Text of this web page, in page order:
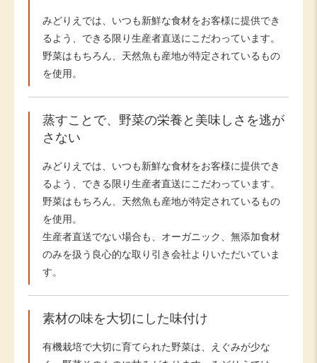
みどりえでは、いつも新鮮な食材をお客様に提供でき
るよう、できる限り生産者直送にこだわっています。
野菜はもちろん、天然魚も産地が特定されているもの
を使用。
蒸すことで、野菜の栄養と美味しさを逃が
さない
みどりえでは、いつも新鮮な食材をお客様に提供でき
るよう、できる限り生産者直送にこだわっています。
野菜はもちろん、天然魚も産地が特定されているもの
を使用。
生産者直送でない場合も、オーガニック、無添加食材
のみを扱う良心的な取り引き会社よりいただいていま
す。
素材の味を大切にした味付け
有機栽培で大切に育てられた野菜は、えぐみが少な